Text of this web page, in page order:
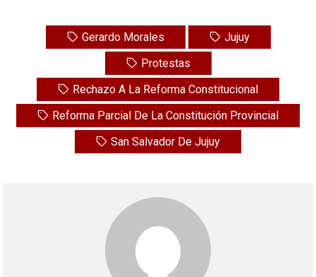
Gerardo Morales
Jujuy
Protestas
Rechazo A La Reforma Constitucional
Reforma Parcial De La Constitución Provincial
San Salvador De Jujuy